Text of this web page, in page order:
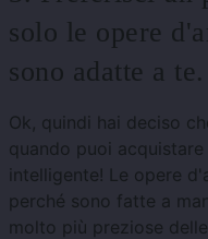
solo le opere
sono adatte a te.
Ok, quindi hai deciso
quando puoi
intelligente! Le opere
perché sono fatte a
molto più preziose